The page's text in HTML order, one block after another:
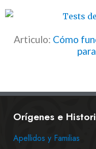
Articulo: Cómo
Orígenes e
Apellidos y Familias